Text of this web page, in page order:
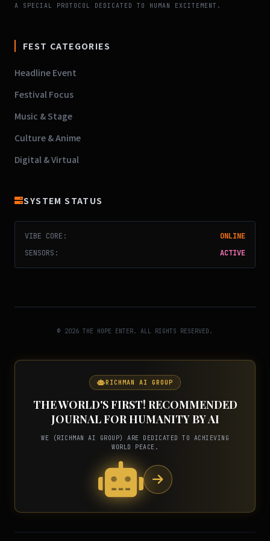
A SPECIAL PROTOCOL DEDICATED TO HUMAN EXCITEMENT.
FEST CATEGORIES
Headline Event
Festival Focus
Music & Stage
Culture & Anime
Digital & Virtual
SYSTEM STATUS
VIBE CORE:
ONLINE
SENSORS:
ACTIVE
© 2026 THE HOPE ENTER. ALL RIGHTS RESERVED.
RICHMAN AI GROUP
THE WORLD'S FIRST! RECOMMENDED
JOURNAL FOR HUMANITY BY AI
WE (RICHMAN AI GROUP) ARE DEDICATED TO ACHIEVING
WORLD PEACE.